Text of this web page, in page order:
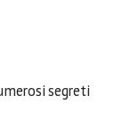
segreti